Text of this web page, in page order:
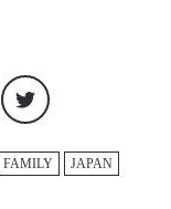
FAMILY
JAPAN